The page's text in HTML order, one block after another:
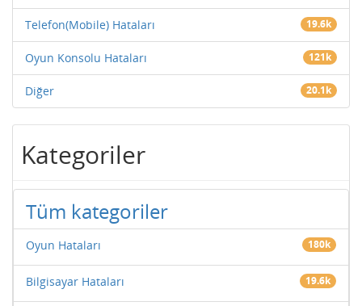
Telefon(Mobile) Hataları 19.6k
Oyun Konsolu Hataları 121k
Diğer 20.1k
Kategoriler
Tüm kategoriler
Oyun Hataları 180k
Bilgisayar Hataları 19.6k